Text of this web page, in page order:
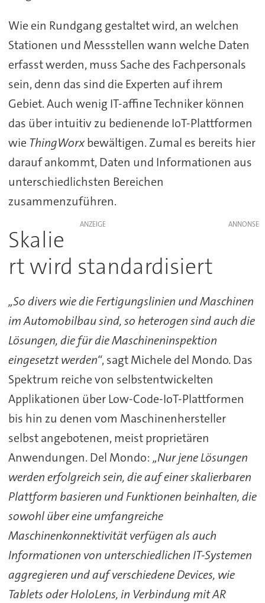
Wie ein Rundgang gestaltet wird, an welchen
Stationen und Messstellen wann welche Daten
erfasst werden, muss Sache des Fachpersonals
sein, denn das sind die Experten auf ihrem
Gebiet. Auch wenig IT-affine Techniker können
das über intuitiv zu bedienende IoT-Plattformen
wie ThingWorxbewältigen. Zumal es bereits hier
darauf ankommt, Daten und Informationen aus
unterschiedlichsten Bereichen
zusammenzuführen.
ANZEIGE
Skalie
rt wird standardisiert
„So divers wie die Fertigungslinien und Maschinen
im Automobilbau sind, so heterogen sind auch die
Lösungen, die für die Maschineninspektion
eingesetzt werden“, sagt Michele del Mondo. Das
Spektrum reiche von selbstentwickelten
Applikationen über Low-Code-IoT-Plattformen
bis hin zu denen vom Maschinenhersteller
selbst angebotenen, meist proprietären
Anwendungen. Del Mondo: „Nur jene Lösungen
werden erfolgreich sein, die auf einer skalierbaren
Plattform basieren und Funktionen beinhalten, die
sowohl über eine umfangreiche
Maschinenkonnektivität verfügen als auch
Informationen von unterschiedlichen IT-Systemen
aggregieren und auf verschiedene Devices, wie
Tablets oder HoloLens, in Verbindung mit AR